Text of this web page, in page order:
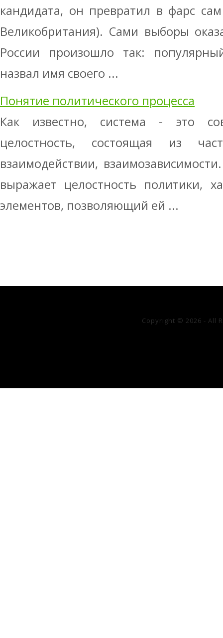
кандидата, он превратил в фарс
Великобритания). Сами выборы
России произошло так:
назвал имя своего ...
Понятие политического процесса
Как известно, система - это
целостность, состоящая из
взаимодействии,
выражает целостность политики,
элементов, позволяющий ей ...
Copyright © 2026 - All